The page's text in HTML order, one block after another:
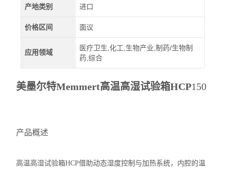
产地类别 进口
价格区间 面议
应用领域
医疗卫生,化工,生物产业,制药/生物制
药,综合
美墨尔特Memmert高温高湿试验箱HCP150
产品概述
高温高湿试验箱HCP借助动态湿度控制与加热系统，内腔的温